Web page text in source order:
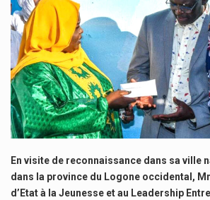
En visite de reconnaissance dans sa ville
dans la province du Logone occidental,
d’Etat à la Jeunesse et au Leadership